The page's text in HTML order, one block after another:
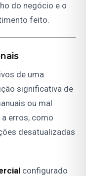
do negócio e o
feito.
de uma
significativa de
ou mal
erros, como
desatualizadas
configurado